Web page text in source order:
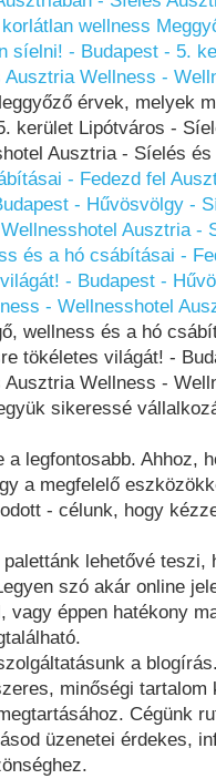
wellness
síelni! - Budapest - 5.
Wellness -
érvek, melyek
kerület Lipótváros -
Ausztria - Síelés
- Fedezd fel
- Hűvösvölgy -
Ausztria -
és a hó csábításai -
- Budapest -
- Wellnesshotel
wellness és a hó
tökéletes világát! -
Wellness -
sikeressé
a legfontosabb. Ahhoz,
a megfelelő
- célunk, hogy
lehetővé teszi,
szó akár online
vagy éppen hatékony
a
minőségi
Cégünk
üzenetei érdekes,